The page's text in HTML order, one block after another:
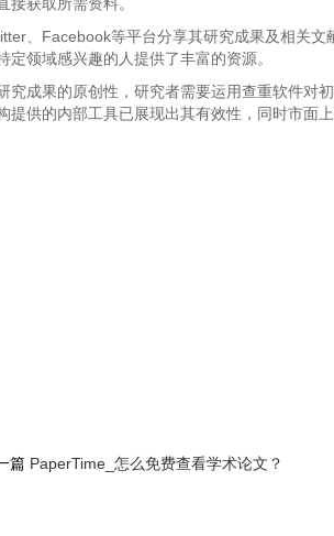
、Facebook等平台分享其研究成果及相关文
领域感兴趣的人提供了丰富的资源。
成果的原创性，研究者需要运用查重软件对
供的内部工具已展现出其有效性，同时市面
篇 PaperTime_怎么免费查看学术论文？